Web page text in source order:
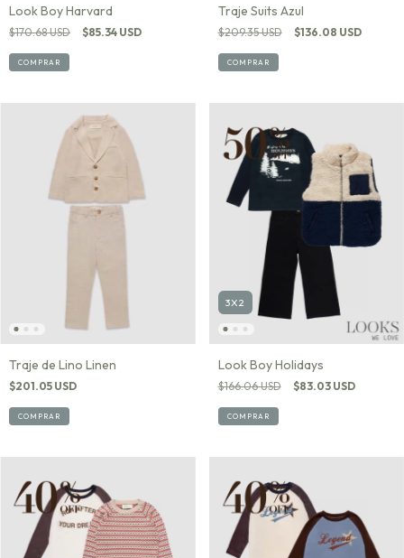
Look Boy Harvard
$170.68 USD $85.34 USD
COMPRAR
Traje Suits Azul
$209.35 USD $136.08 USD
COMPRAR
Traje de Lino Linen
$201.05 USD
COMPRAR
3X2
Look Boy Holidays
$166.06 USD $83.03 USD
COMPRAR